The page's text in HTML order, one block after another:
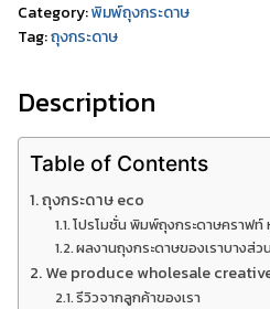
Category:พิมพ์ถุงกระดาษ
Tag:ถุงกระดาษ
Description
Table of Contents
ถุงกระดาษ eco
โปรโมชั่น พิมพ์ถุงกระดาษคราฟท์
ผลงานถุงกระดาษของเราบางส่วน
We produce wholesale
รีวิวจากลูกค้าของเรา